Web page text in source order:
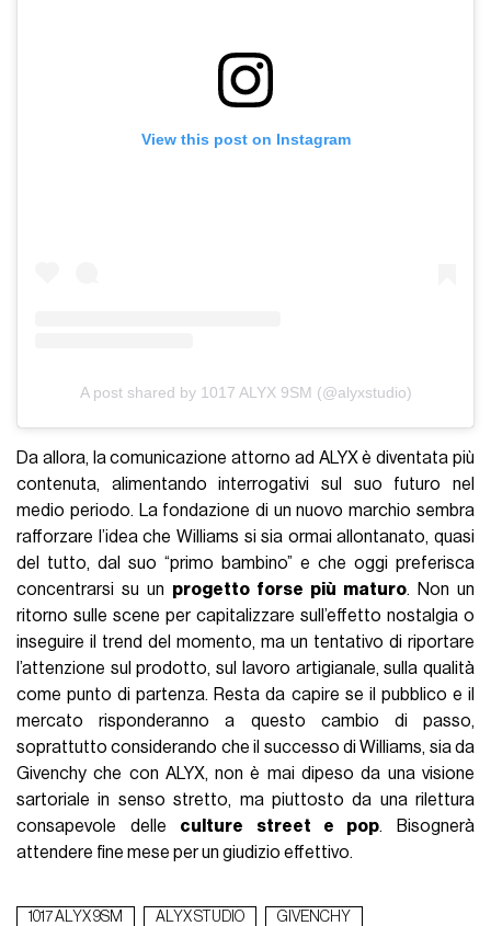
View this post on Instagram
A post shared by 1017 ALYX 9SM (@alyxstudio)
Da allora, la comunicazione attorno ad ALYX è diventata più
contenuta, alimentando interrogativi sul suo futuro nel
medio periodo. La fondazione di un nuovo marchio sembra
rafforzare l’idea che Williams si sia ormai allontanato, quasi
del tutto, dal suo “primo bambino” e che oggi preferisca
concentrarsi su un progetto forse più maturo. Non un
ritorno sulle scene per capitalizzare sull’effetto nostalgia o
inseguire il trend del momento, ma un tentativo di riportare
l’attenzione sul prodotto, sul lavoro artigianale, sulla qualità
come punto di partenza. Resta da capire se il pubblico e il
mercato risponderanno a questo cambio di passo,
soprattutto considerando che il successo di Williams, sia da
Givenchy che con ALYX, non è mai dipeso da una visione
sartoriale in senso stretto, ma piuttosto da una rilettura
consapevole delle culture street e pop. Bisognerà
attendere fine mese per un giudizio effettivo.
1017 ALYX 9SM ALYX STUDIO
GIVENCHY